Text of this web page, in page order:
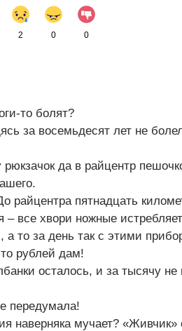
2 0 0
то болят?
за восемьдесят лет не
да в райцентр
райцентра пятнадцать
– все хвори ножные
то за день так с этими
рублей дам!
осталось, и за тысячу не
передумала!
наверняка мучает?